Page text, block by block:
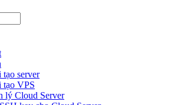
server
tạo VPS
lý Cloud Server